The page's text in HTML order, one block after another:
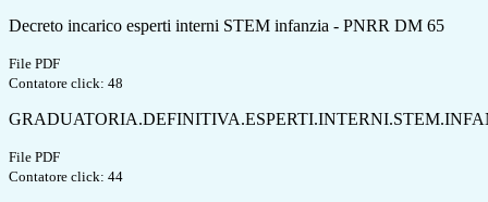
Decreto incarico esperti interni STEM infanzia - PNRR DM 65
File PDF
Contatore click: 48
File PDF
Contatore click: 44